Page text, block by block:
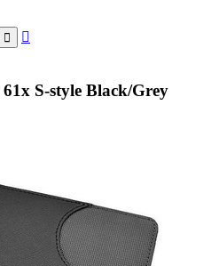


S-style Black/Grey